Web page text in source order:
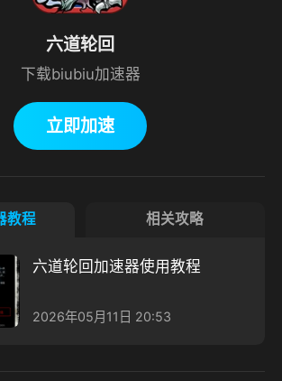
六道轮回
下载biubiu加速器
立即加速
教程 相关攻略
六道轮回加速器使用教程
2026年05月11日 20:53